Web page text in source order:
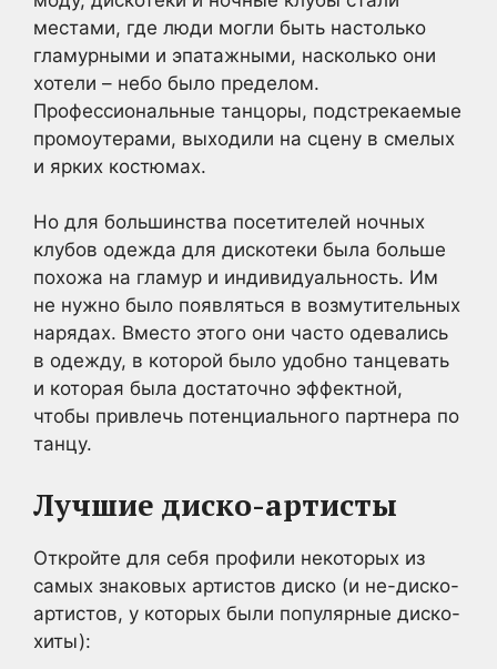
местами, где люди могли быть настолько
гламурными и эпатажными, насколько они
хотели – небо было пределом.
Профессиональные танцоры, подстрекаемые
промоутерами, выходили на сцену в смелых
и ярких костюмах.
Но для большинства посетителей ночных
клубов одежда для дискотеки была больше
похожа на гламур и индивидуальность. Им
не нужно было появляться в возмутительных
нарядах. Вместо этого они часто одевались
в одежду, в которой было удобно танцевать
и которая была достаточно эффектной,
чтобы привлечь потенциального партнера по
танцу.
Лучшие диско-артисты
Откройте для себя профили некоторых из
самых знаковых артистов диско (и не-диско-
артистов, у которых были популярные диско-
хиты):